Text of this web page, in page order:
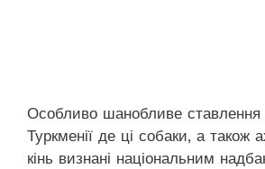
Особливо шанобливе ставлення
Туркменії де ці собаки, а також
кінь визнані національним